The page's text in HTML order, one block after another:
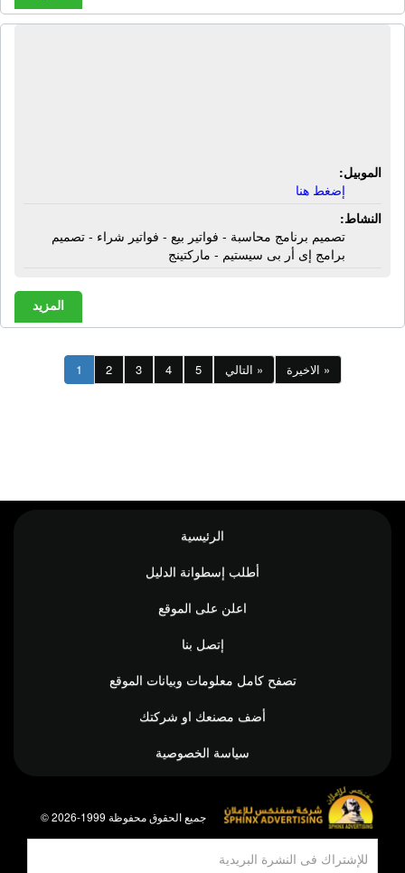
الموبيل:
إضغط هنا
النشاط:
تصميم برنامج محاسبة - فواتير بيع - فواتير شراء - تصميم
برامج إى أر بى سيستيم - ماركتينج
المزيد
1 2 3 4 5 التالي » الاخيرة »
الرئيسية
أطلب إسطوانة الدليل
اعلن على الموقع
إتصل بنا
تصفح كامل معلومات وبيانات الموقع
أضف مصنعك او شركتك
سياسة الخصوصية
© جميع الحقوق محفوظة 1999-2026